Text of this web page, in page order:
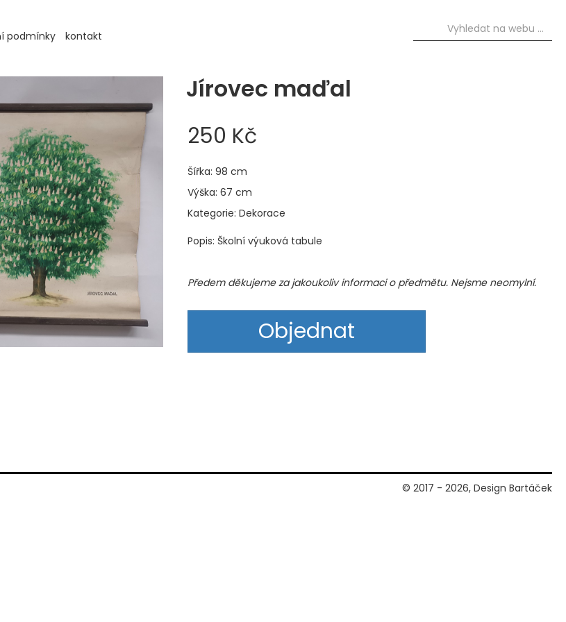
podmínky kontakt
Jírovec maďal
250 Kč
Šířka: 98 cm
Výška: 67 cm
Kategorie: Dekorace
Popis: Školní výuková tabule
Předem děkujeme za jakoukoliv informaci o předmětu. Nejsme neomylní.
Objednat
© 2017 - 2026, Design Bartáček